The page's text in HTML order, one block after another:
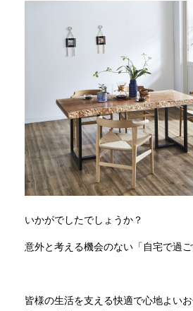
いかがでしたでしょうか？
意外と考える機会のない「自宅で過ご
皆様の生活を支える快適で心地よい